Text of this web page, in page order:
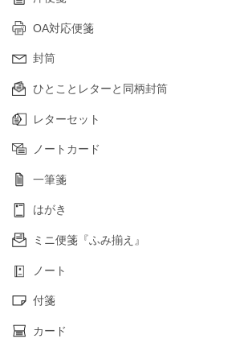
OA対応便箋
封筒
ひとことレターと同柄封筒
レターセット
ノートカード
一筆箋
はがき
ミニ便箋『ふみ揃え』
ノート
付箋
カード